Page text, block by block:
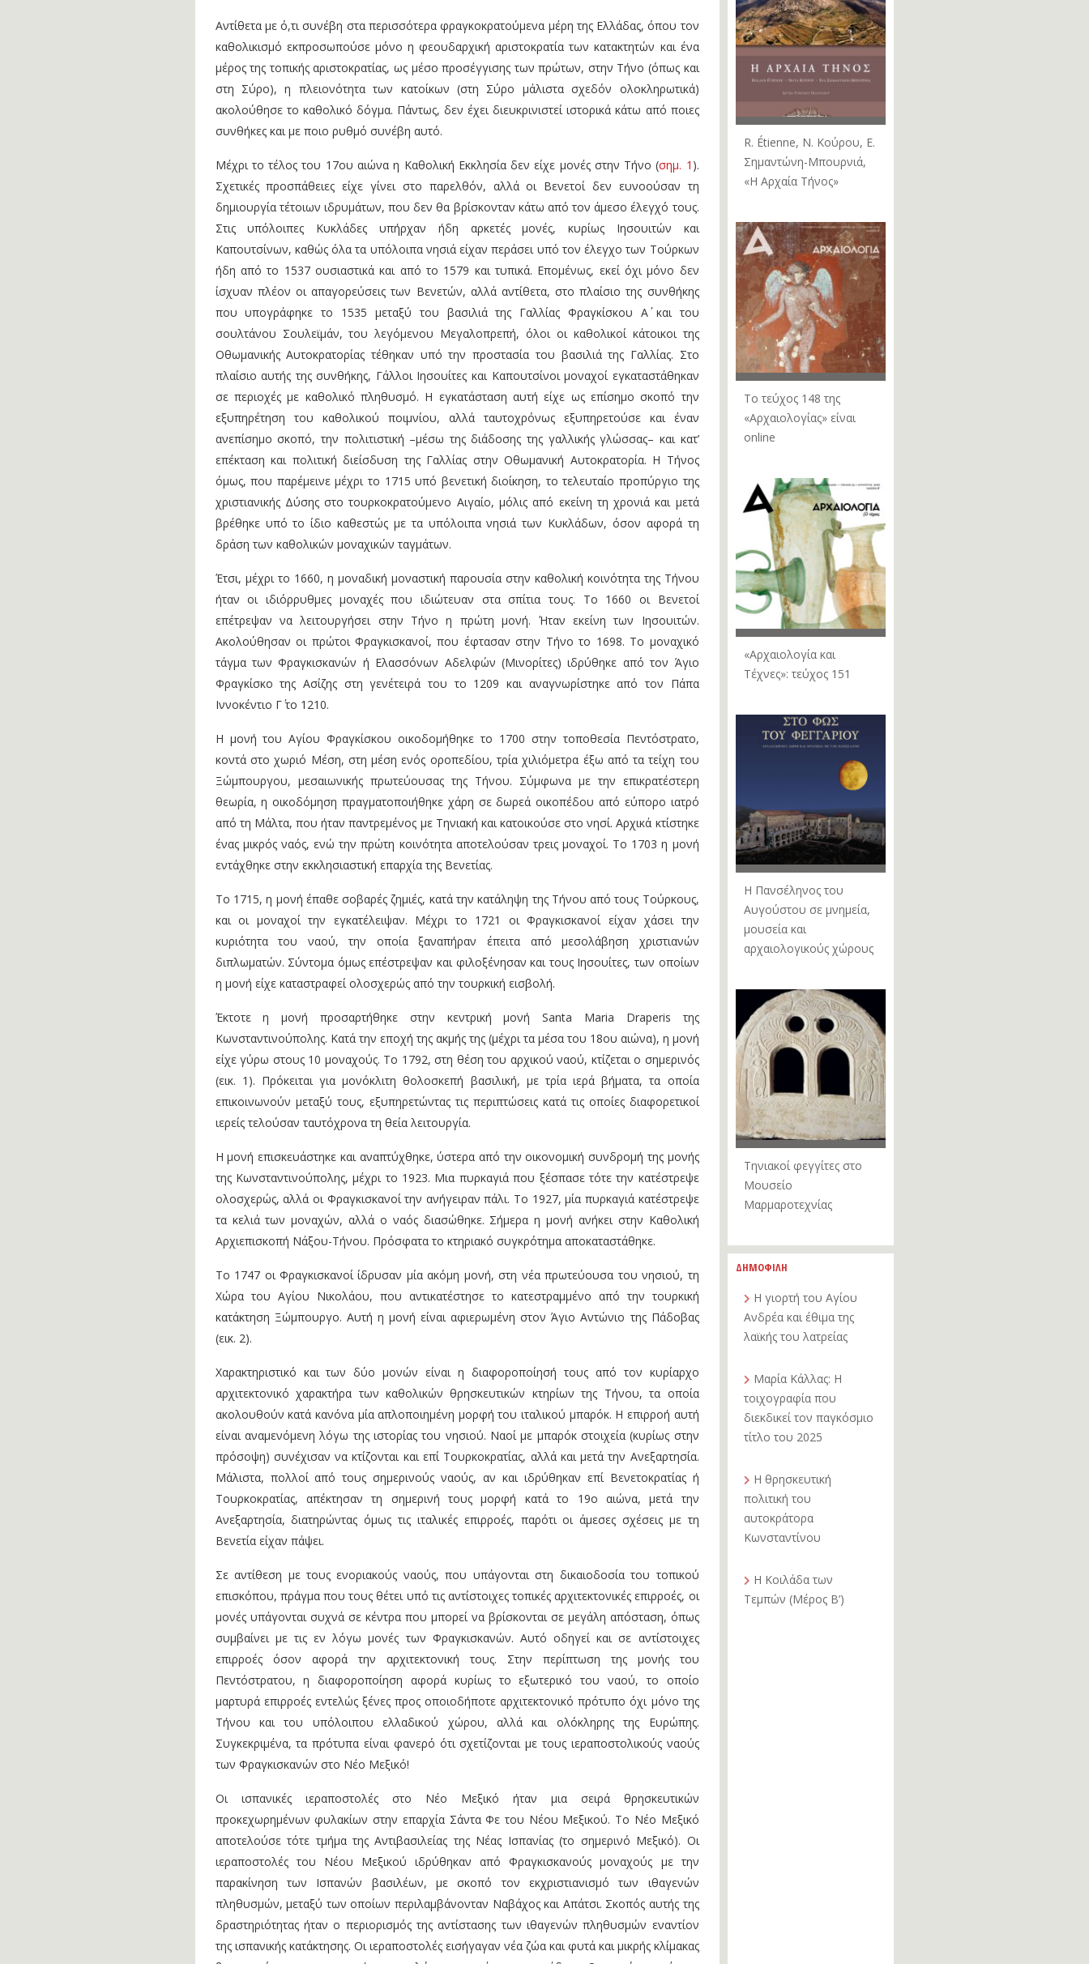
Αντίθετα με ό,τι συνέβη στα περισσότερα φραγκοκρατούμενα μέρη της Ελλάδας, όπου τον
καθολικισμό εκπροσωπούσε μόνο η φεουδαρχική αριστοκρατία των κατακτητών και ένα
μέρος της τοπικής αριστοκρατίας, ως μέσο προσέγγισης των πρώτων, στην Τήνο (όπως και
στη Σύρο), η πλειονότητα των κατοίκων (στη Σύρο μάλιστα σχεδόν ολοκληρωτικά)
ακολούθησε το καθολικό δόγμα. Πάντως, δεν έχει διευκρινιστεί ιστορικά κάτω από ποιες
συνθήκες και με ποιο ρυθμό συνέβη αυτό.
Μέχρι το τέλος του 17ου αιώνα η Καθολική Εκκλησία δεν είχε μονές στην Τήνο (σημ. 1 ).
Σχετικές προσπάθειες είχε γίνει στο παρελθόν, αλλά οι Βενετοί δεν ευνοούσαν τη
δημιουργία τέτοιων ιδρυμάτων, που δεν θα βρίσκονταν κάτω από τον άμεσο έλεγχό τους.
Στις υπόλοιπες Κυκλάδες υπήρχαν ήδη αρκετές μονές, κυρίως Ιησουιτών και
Καπουτσίνων, καθώς όλα τα υπόλοιπα νησιά είχαν περάσει υπό τον έλεγχο των Τούρκων
ήδη από το 1537 ουσιαστικά και από το 1579 και τυπικά. Επομένως, εκεί όχι μόνο δεν
ίσχυαν πλέον οι απαγορεύσεις των Βενετών, αλλά αντίθετα, στο πλαίσιο της συνθήκης
που υπογράφηκε το 1535 μεταξύ του βασιλιά της Γαλλίας Φραγκίσκου Α΄ και του
σουλτάνου Σουλεϊμάν, του λεγόμενου Μεγαλοπρεπή, όλοι οι καθολικοί κάτοικοι της
Οθωμανικής Αυτοκρατορίας τέθηκαν υπό την προστασία του βασιλιά της Γαλλίας. Στο
πλαίσιο αυτής της συνθήκης, Γάλλοι Ιησουίτες και Καπουτσίνοι μοναχοί εγκαταστάθηκαν
σε περιοχές με καθολικό πληθυσμό. Η εγκατάσταση αυτή είχε ως επίσημο σκοπό την
εξυπηρέτηση του καθολικού ποιμνίου, αλλά ταυτοχρόνως εξυπηρετούσε και έναν
ανεπίσημο σκοπό, την πολιτιστική –μέσω της διάδοσης της γαλλικής γλώσσας– και κατ’
επέκταση και πολιτική διείσδυση της Γαλλίας στην Οθωμανική Αυτοκρατορία. Η Τήνος
όμως, που παρέμεινε μέχρι το 1715 υπό βενετική διοίκηση, το τελευταίο προπύργιο της
χριστιανικής Δύσης στο τουρκοκρατούμενο Αιγαίο, μόλις από εκείνη τη χρονιά και μετά
βρέθηκε υπό το ίδιο καθεστώς με τα υπόλοιπα νησιά των Κυκλάδων, όσον αφορά τη
δράση των καθολικών μοναχικών ταγμάτων.
Έτσι, μέχρι το 1660, η μοναδική μοναστική παρουσία στην καθολική κοινότητα της Τήνου
ήταν οι ιδιόρρυθμες μοναχές που ιδιώτευαν στα σπίτια τους. Το 1660 οι Βενετοί
επέτρεψαν να λειτουργήσει στην Τήνο η πρώτη μονή. Ήταν εκείνη των Ιησουιτών.
Ακολούθησαν οι πρώτοι Φραγκισκανοί, που έφτασαν στην Τήνο το 1698. Το μοναχικό
τάγμα των Φραγκισκανών ή Ελασσόνων Αδελφών (Μινορίτες) ιδρύθηκε από τον Άγιο
Φραγκίσκο της Ασίζης στη γενέτειρά του το 1209 και αναγνωρίστηκε από τον Πάπα
Ιννοκέντιο Γ΄ το 1210.
Η μονή του Αγίου Φραγκίσκου οικοδομήθηκε το 1700 στην τοποθεσία Πεντόστρατο,
κοντά στο χωριό Μέση, στη μέση ενός οροπεδίου, τρία χιλιόμετρα έξω από τα τείχη του
Ξώμπουργου, μεσαιωνικής πρωτεύουσας της Τήνου. Σύμφωνα με την επικρατέστερη
θεωρία, η οικοδόμηση πραγματοποιήθηκε χάρη σε δωρεά οικοπέδου από εύπορο ιατρό
από τη Μάλτα, που ήταν παντρεμένος με Τηνιακή και κατοικούσε στο νησί. Αρχικά κτίστηκε
ένας μικρός ναός, ενώ την πρώτη κοινότητα αποτελούσαν τρεις μοναχοί. Το 1703 η μονή
εντάχθηκε στην εκκλησιαστική επαρχία της Βενετίας.
Το 1715, η μονή έπαθε σοβαρές ζημιές, κατά την κατάληψη της Τήνου από τους Τούρκους,
και οι μοναχοί την εγκατέλειψαν. Μέχρι το 1721 οι Φραγκισκανοί είχαν χάσει την
κυριότητα του ναού, την οποία ξαναπήραν έπειτα από µεσολάβηση χριστιανών
διπλωµατών. Σύντομα όμως επέστρεψαν και φιλοξένησαν και τους Ιησουίτες, των οποίων
η μονή είχε καταστραφεί ολοσχερώς από την τουρκική εισβολή.
Έκτοτε η µονή προσαρτήθηκε στην κεντρική µονή Santa Maria Draperis της
Κωνσταντινούπολης. Κατά την εποχή της ακμής της (μέχρι τα μέσα του 18ου αιώνα), η μονή
είχε γύρω στους 10 μοναχούς. Το 1792, στη θέση του αρχικού ναού, κτίζεται ο σημερινός
(εικ. 1). Πρόκειται για μονόκλιτη θολοσκεπή βασιλική, με τρία ιερά βήματα, τα οποία
επικοινωνούν μεταξύ τους, εξυπηρετώντας τις περιπτώσεις κατά τις οποίες διαφορετικοί
ιερείς τελούσαν ταυτόχρονα τη θεία λειτουργία.
Η µονή επισκευάστηκε και αναπτύχθηκε, ύστερα από την οικονοµική συνδροµή της µονής
της Κωνσταντινούπολης, µέχρι το 1923. Μια πυρκαγιά που ξέσπασε τότε την κατέστρεψε
ολοσχερώς, αλλά οι Φραγκισκανοί την ανήγειραν πάλι. Το 1927, μία πυρκαγιά κατέστρεψε
τα κελιά των μοναχών, αλλά ο ναός διασώθηκε. Σήµερα η µονή ανήκει στην Καθολική
Αρχιεπισκοπή Νάξου-Τήνου. Πρόσφατα το κτηριακό συγκρότημα αποκαταστάθηκε.
Το 1747 οι Φραγκισκανοί ίδρυσαν μία ακόμη μονή, στη νέα πρωτεύουσα του νησιού, τη
Χώρα του Αγίου Νικολάου, που αντικατέστησε το κατεστραμμένο από την τουρκική
κατάκτηση Ξώμπουργο. Αυτή η μονή είναι αφιερωμένη στον Άγιο Αντώνιο της Πάδοβας
(εικ. 2).
Χαρακτηριστικό και των δύο μονών είναι η διαφοροποίησή τους από τον κυρίαρχο
αρχιτεκτονικό χαρακτήρα των καθολικών θρησκευτικών κτηρίων της Τήνου, τα οποία
ακολουθούν κατά κανόνα μία απλοποιημένη μορφή του ιταλικού μπαρόκ. Η επιρροή αυτή
είναι αναμενόμενη λόγω της ιστορίας του νησιού. Ναοί με μπαρόκ στοιχεία (κυρίως στην
πρόσοψη) συνέχισαν να κτίζονται και επί Τουρκοκρατίας, αλλά και μετά την Ανεξαρτησία.
Μάλιστα, πολλοί από τους σημερινούς ναούς, αν και ιδρύθηκαν επί Βενετοκρατίας ή
Τουρκοκρατίας, απέκτησαν τη σημερινή τους μορφή κατά το 19ο αιώνα, μετά την
Ανεξαρτησία, διατηρώντας όμως τις ιταλικές επιρροές, παρότι οι άμεσες σχέσεις με τη
Βενετία είχαν πάψει.
Σε αντίθεση με τους ενοριακούς ναούς, που υπάγονται στη δικαιοδοσία του τοπικού
επισκόπου, πράγμα που τους θέτει υπό τις αντίστοιχες τοπικές αρχιτεκτονικές επιρροές, οι
μονές υπάγονται συχνά σε κέντρα που μπορεί να βρίσκονται σε μεγάλη απόσταση, όπως
συμβαίνει με τις εν λόγω μονές των Φραγκισκανών. Αυτό οδηγεί και σε αντίστοιχες
επιρροές όσον αφορά την αρχιτεκτονική τους. Στην περίπτωση της μονής του
Πεντόστρατου, η διαφοροποίηση αφορά κυρίως το εξωτερικό του ναού, το οποίο
μαρτυρά επιρροές εντελώς ξένες προς οποιοδήποτε αρχιτεκτονικό πρότυπο όχι μόνο της
Τήνου και του υπόλοιπου ελλαδικού χώρου, αλλά και ολόκληρης της Ευρώπης.
Συγκεκριμένα, τα πρότυπα είναι φανερό ότι σχετίζονται με τους ιεραποστολικούς ναούς
των Φραγκισκανών στο Νέο Μεξικό!
Οι ισπανικές ιεραποστολές στο Νέο Μεξικό ήταν μια σειρά θρησκευτικών
προκεχωρημένων φυλακίων στην επαρχία Σάντα Φε του Νέου Μεξικού. Το Νέο Μεξικό
αποτελούσε τότε τμήμα της Αντιβασιλείας της Νέας Ισπανίας (το σημερινό Μεξικό). Οι
ιεραποστολές του Νέου Μεξικού ιδρύθηκαν από Φραγκισκανούς μοναχούς με την
παρακίνηση των Ισπανών βασιλέων, με σκοπό τον εκχριστιανισμό των ιθαγενών
πληθυσμών, μεταξύ των οποίων περιλαμβάνονταν Ναβάχος και Απάτσι. Σκοπός αυτής της
δραστηριότητας ήταν ο περιορισμός της αντίστασης των ιθαγενών πληθυσμών εναντίον
της ισπανικής κατάκτησης. Οι ιεραποστολές εισήγαγαν νέα ζώα και φυτά και μικρής κλίμακας
R. Étienne, Ν. Κούρου, Ε.
Σημαντώνη-Μπουρνιά,
«Η Αρχαία Τήνος»
Το τεύχος 148 της
«Αρχαιολογίας» είναι
online
«Αρχαιολογία και
Τέχνες»: τεύχος 151
Η Πανσέληνος του
Αυγούστου σε μνημεία,
μουσεία και
αρχαιολογικούς χώρους
Τηνιακοί φεγγίτες στο
Μουσείο
Μαρμαροτεχνίας
ΔΗΜΟΦΙΛΗ
Η γιορτή του Αγίου
Ανδρέα και έθιμα της
λαϊκής του λατρείας
Μαρία Κάλλας: Η
τοιχογραφία που
διεκδικεί τον παγκόσμιο
τίτλο του 2025
Η θρησκευτική
πολιτική του
αυτοκράτορα
Κωνσταντίνου
Η Κοιλάδα των
Τεμπών (Μέρος Β’)